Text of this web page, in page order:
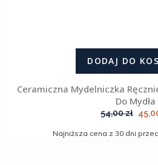
DODAJ DO
Ceramiczna Mydelniczka
Do Mydła
54,00zł
cena
54,00
Najniższa cena z 30 dni